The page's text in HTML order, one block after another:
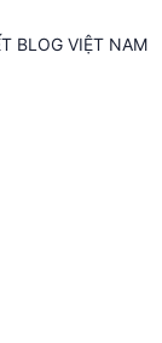
BLOG VIỆT NAM